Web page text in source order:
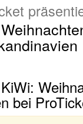
bei